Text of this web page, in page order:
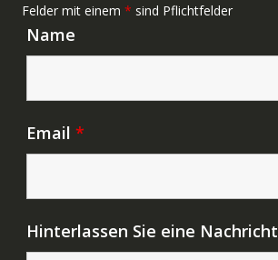
Felder mit einem * sind Pflichtfelder
Name
Email *
Hinterlassen Sie eine Nachricht